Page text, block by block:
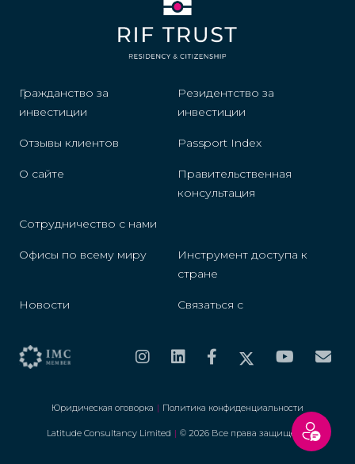
Гражданство за
инвестиции
Резидентство за
инвестиции
Отзывы клиентов Passport Index
О сайте
Правительственная
консультация
Сотрудничество с нами
Офисы по всему миру
Инструмент доступа к
стране
Новости Связаться с
Юридическая оговорка | Политика конфиденциальности
Latitude Consultancy Limited | © 2026 Все права защищены